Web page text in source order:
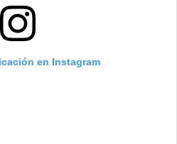
en Instagram